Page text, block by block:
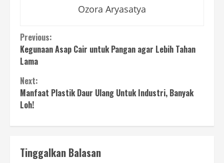
Ozora Aryasatya
Continue
Reading
Previous:
Kegunaan Asap Cair untuk Pangan agar Lebih Tahan
Lama
Next:
Manfaat Plastik Daur Ulang Untuk Industri, Banyak
Loh!
Tinggalkan Balasan